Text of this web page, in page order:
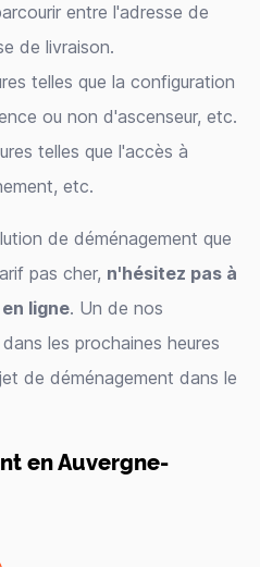
entre l'adresse de
de livraison.
telles que la configuration
ou non d'ascenseur, etc.
telles que l'accès à
etc.
de déménagement que
pas cher, n'hésitez pas à
ligne. Un de nos
les prochaines heures
de déménagement dans le
en Auvergne-